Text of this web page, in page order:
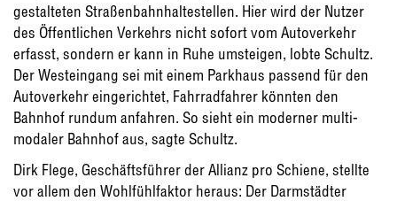
gestalteten Straßenbahnhaltestellen. Hier wird der Nutzer
des Öffentlichen Verkehrs nicht sofort vom Autoverkehr
erfasst, sondern er kann in Ruhe umsteigen, lobte Schultz.
Der Westeingang sei mit einem Parkhaus passend für den
Autoverkehr eingerichtet, Fahrradfahrer könnten den
Bahnhof rundum anfahren. So sieht ein moderner multi-
modaler Bahnhof aus, sagte Schultz.
Dirk Flege, Geschäftsführer der Allianz pro Schiene, stellte
vor allem den Wohlfühlfaktor heraus: Der Darmstädter